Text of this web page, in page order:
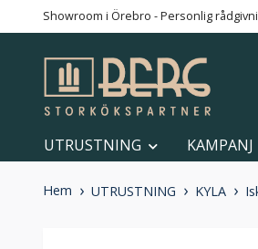
Showroom i Örebro - Personlig
UTRUSTNING KAMPANJ
Hem UTRUSTNING KYLA